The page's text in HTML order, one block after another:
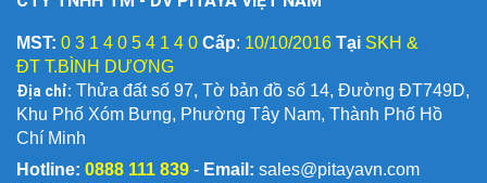
MST: 0 3 1 4 0 5 4 1 4 0 Cấp: 10/10/2016 Tại SKH &
ĐT T.BÌNH DƯƠNG
Địa chỉ: Thửa đất số 97, Tờ bản đồ số 14, Đường ĐT749D,
Khu Phố Xóm Bưng, Phường Tây Nam, Thành Phố Hồ
Chí Minh
Hotline: 0888 111 839 - Email: sales@pitayavn.com